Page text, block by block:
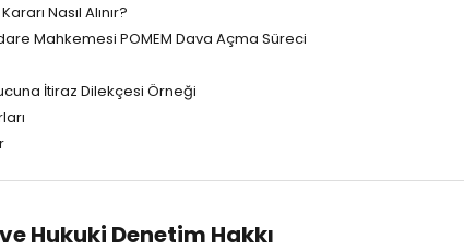
Nasıl Alınır?
Mahkemesi POMEM Dava Açma Süreci
İtiraz Dilekçesi Örneği
Hukuki Denetim Hakkı